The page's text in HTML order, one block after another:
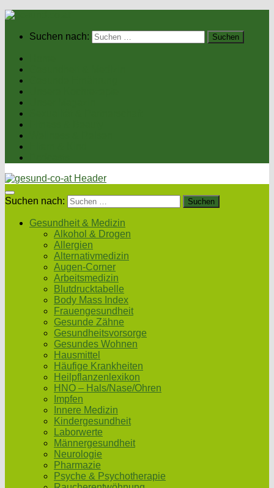
Suchen nach:
Suchen nach:
Gesundheit & Medizin
Alkohol & Drogen
Allergien
Alternativmedizin
Augen-Corner
Arbeitsmedizin
Blutdrucktabelle
Body Mass Index
Frauengesundheit
Gesunde Zähne
Gesundheitsvorsorge
Gesundes Wohnen
Hausmittel
Häufige Krankheiten
Heilpflanzenlexikon
HNO – Hals/Nase/Ohren
Impfen
Innere Medizin
Kindergesundheit
Laborwerte
Männergesundheit
Neurologie
Pharmazie
Psyche & Psychotherapie